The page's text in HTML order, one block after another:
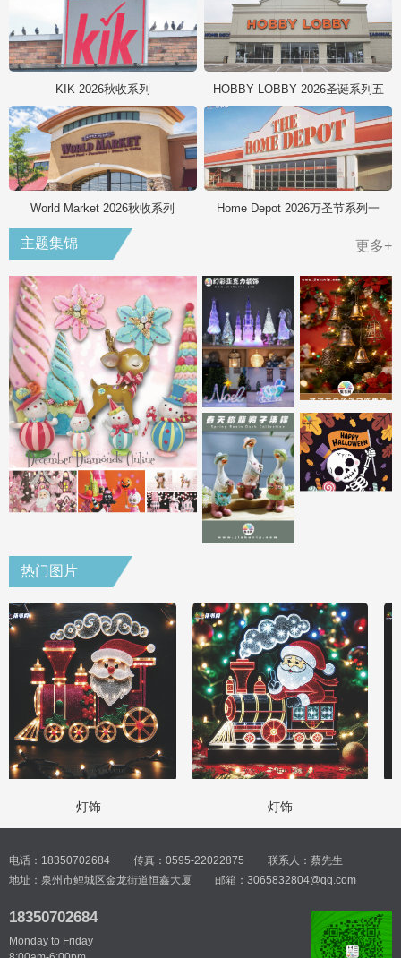
KIK 2026秋收系列 HOBBY LOBBY 2026圣诞系列五
World Market 2026秋收系列 Home Depot 2026万圣节系列一
主题集锦 更多+
热门图片
灯饰 灯饰
电话：18350702684 传真：0595-22022875
联系人：蔡先生
地址：泉州市鲤城区金龙街道恒鑫大厦
邮箱：3065832804@qq.com
18350702684
Monday to Friday